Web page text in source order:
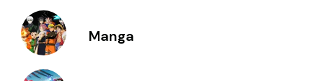
Manga